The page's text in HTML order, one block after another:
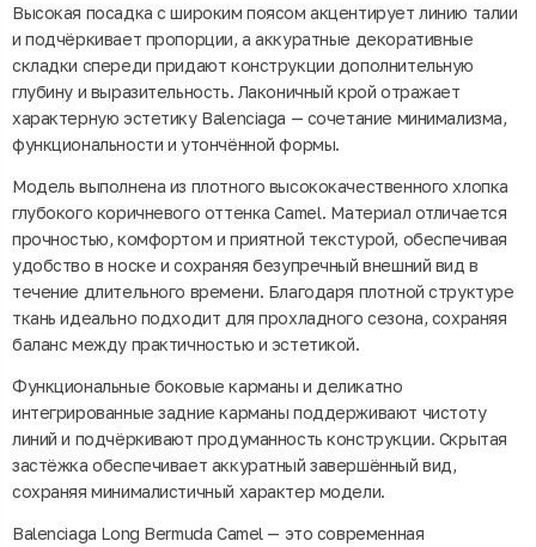
Высокая посадка с широким поясом акцентирует линию талии
и подчёркивает пропорции, а аккуратные декоративные
складки спереди придают конструкции дополнительную
глубину и выразительность. Лаконичный крой отражает
характерную эстетику Balenciaga — сочетание минимализма,
функциональности и утончённой формы.
Модель выполнена из плотного высококачественного хлопка
глубокого коричневого оттенка Camel. Материал отличается
прочностью, комфортом и приятной текстурой, обеспечивая
удобство в носке и сохраняя безупречный внешний вид в
течение длительного времени. Благодаря плотной структуре
ткань идеально подходит для прохладного сезона, сохраняя
баланс между практичностью и эстетикой.
Функциональные боковые карманы и деликатно
интегрированные задние карманы поддерживают чистоту
линий и подчёркивают продуманность конструкции. Скрытая
застёжка обеспечивает аккуратный завершённый вид,
сохраняя минималистичный характер модели.
Balenciaga Long Bermuda Camel — это современная